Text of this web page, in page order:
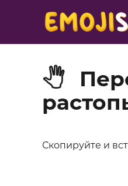
🖑
Скопируйте и